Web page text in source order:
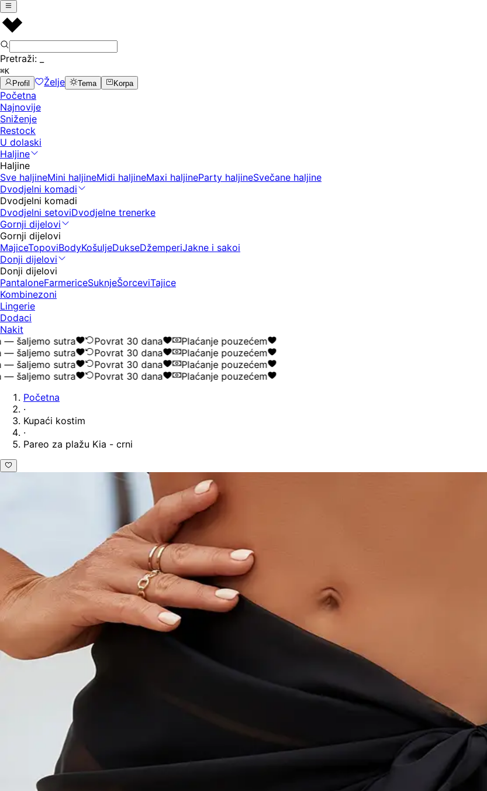
Pretraži:
⌘K
Profil
Želje Tema Korpa
Početna
Najnovije
Sniženje
Restock
U dolaski
Haljine
Haljine
Sve haljineMini haljineMidi haljineMaxi haljineParty haljineSvečane haljine
Dvodjelni komadi
Dvodjelni komadi
Dvodjelni setoviDvodjelne trenerke
Gornji dijelovi
Gornji dijelovi
MajiceTopoviBodyKošuljeDukseDžemperiJakne i sakoi
Donji dijelovi
Donji dijelovi
PantaloneFarmericeSuknjeŠorceviTajice
Kombinezoni
Lingerie
Dodaci
Nakit
sutra
Povrat 30 dana
Plaćanje pouzećem
sutra
Povrat 30 dana
Plaćanje pouzećem
sutra
Povrat 30 dana
Plaćanje pouzećem
sutra
Povrat 30 dana
Plaćanje pouzećem
Početna
·
Kupaći kostim
·
Pareo za plažu Kia - crni